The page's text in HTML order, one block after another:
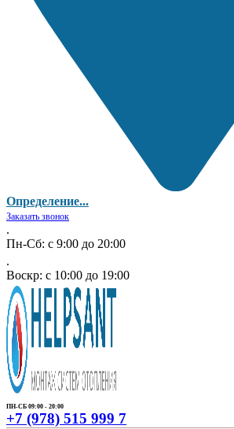
Определение...
Заказать звонок
.
Пн-Сб: с 9:00 до 20:00
.
Воскр: с 10:00 до 19:00
ПН-СБ 09:00 - 20:00
+7 (978) 515 999 7